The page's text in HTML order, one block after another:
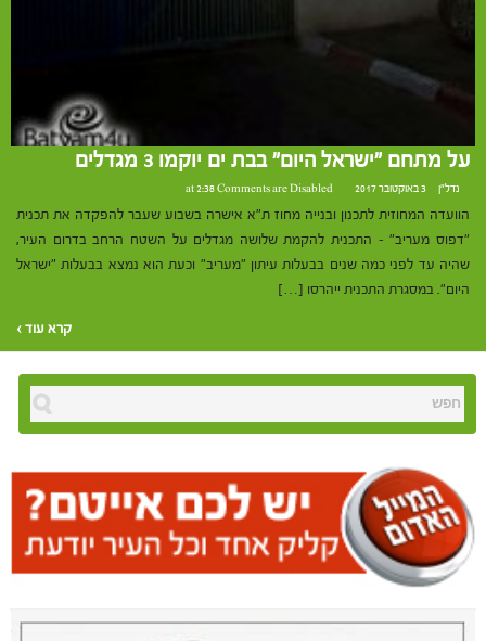
על מתחם "ישראל היום" בבת ים יוקמו 3 מגדלים
נדל"ן 3 באוקטובר 2017 at 2:38 Comments are Disabled
הוועדה המחוזית לתכנון ובנייה מחוז ת"א אישרה בשבוע שעבר להפקדה את תכנית
"דפוס מעריב" – התכנית להקמת שלושה מגדלים על השטח הרחב בדרום העיר,
שהיה עד לפני כמה שנים בבעלות עיתון "מעריב" וכעת הוא נמצא בבעלות "ישראל
היום". במסגרת התכנית ייהרסו […]
קרא עוד ›